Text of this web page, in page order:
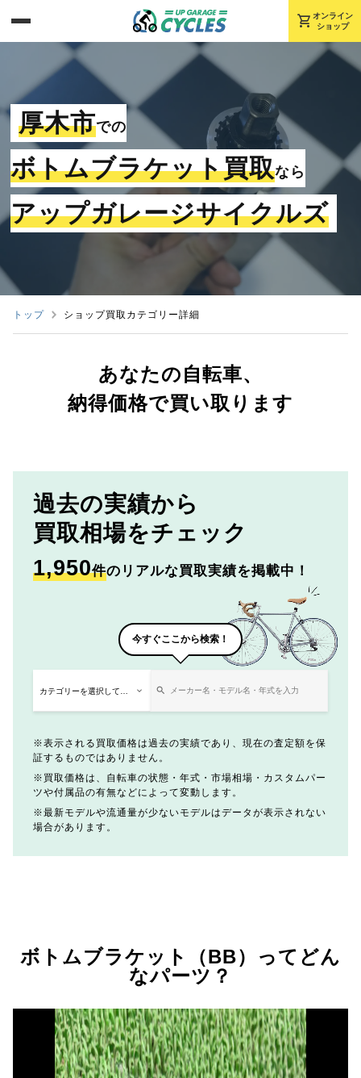
shopping_cart オンライン
ショップ
厚木市での
ボトムブラケット買取なら
アップガレージサイクルズ
トップ ショップ買取カテゴリー詳細
あなたの自転車、
納得価格で買い取ります
過去の実績から
買取相場をチェック
1,950件のリアルな買取実績を掲載中！
今すぐここから検索！
表示される買取価格は過去の実績であり、現在の査定額を保
証するものではありません。
買取価格は、自転車の状態・年式・市場相場・カスタムパー
ツや付属品の有無などによって変動します。
最新モデルや流通量が少ないモデルはデータが表示されない
場合があります。
ボトムブラケット（BB）ってどん
なパーツ？